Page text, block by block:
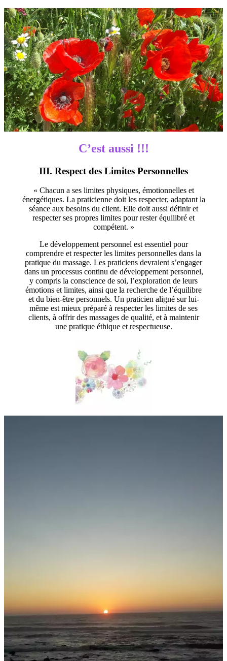
C’est aussi !!!
III. Respect des Limites Personnelles
« Chacun a ses limites physiques, émotionnelles et
énergétiques. La praticienne doit les respecter, adaptant la
séance aux besoins du client. Elle doit aussi définir et
respecter ses propres limites pour rester équilibré et
compétent. »
Le développement personnel est essentiel pour
comprendre et respecter les limites personnelles dans la
pratique du massage. Les praticiens devraient s’engager
dans un processus continu de développement personnel,
y compris la conscience de soi, l’exploration de leurs
émotions et limites, ainsi que la recherche de l’équilibre
et du bien-être personnels. Un praticien aligné sur lui-
même est mieux préparé à respecter les limites de ses
clients, à offrir des massages de qualité, et à maintenir
une pratique éthique et respectueuse.